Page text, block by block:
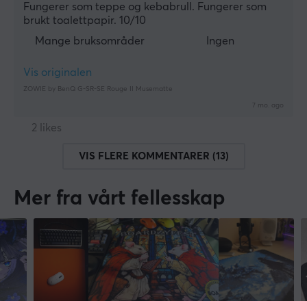
Fungerer som teppe og kebabrull. Fungerer som
brukt toalettpapir. 10/10
Mange bruksområder
Ingen
Vis originalen
ZOWIE by BenQ G-SR-SE Rouge II Musematte
7 mo. ago
2 likes
VIS FLERE KOMMENTARER (13)
Mer fra vårt fellesskap